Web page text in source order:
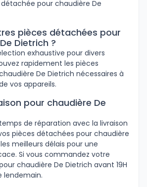
pour chaudière De
pièces détachées pour
Dietrich ?
exhaustive pour divers
rapidement les pièces
De Dietrich nécessaires à
vos appareils.
pour chaudière De
de réparation avec la livraison
pièces détachées pour chaudière
meilleurs délais pour une
Si vous commandez votre
chaudière De Dietrich avant 19H
lendemain.